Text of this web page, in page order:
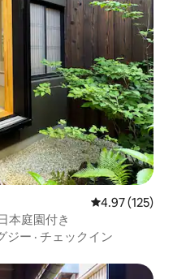
レビュー125
4.97 (125)
本庭園付き
ジー · チェックイン